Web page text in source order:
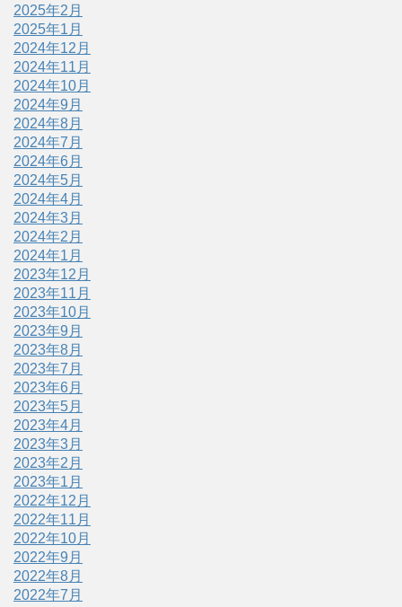
2025年2月
2025年1月
2024年12月
2024年11月
2024年10月
2024年9月
2024年8月
2024年7月
2024年6月
2024年5月
2024年4月
2024年3月
2024年2月
2024年1月
2023年12月
2023年11月
2023年10月
2023年9月
2023年8月
2023年7月
2023年6月
2023年5月
2023年4月
2023年3月
2023年2月
2023年1月
2022年12月
2022年11月
2022年10月
2022年9月
2022年8月
2022年7月